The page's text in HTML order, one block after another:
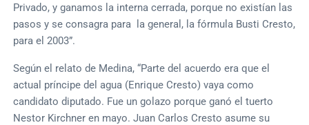
Privado, y ganamos la interna cerrada, porque no existían las
pasos y se consagra para la general, la fórmula Busti Cresto,
para el 2003”.
Según el relato de Medina, “Parte del acuerdo era que el
actual príncipe del agua (Enrique Cresto) vaya como
candidato diputado. Fue un golazo porque ganó el tuerto
Nestor Kirchner en mayo. Juan Carlos Cresto asume su